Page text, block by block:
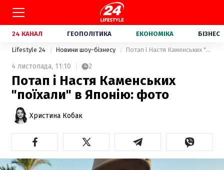
24 КАНАЛ ГЕОПОЛІТИКА ЕКОНОМІКА БІЗНЕС
Lifestyle 24 Новини шоу-бізнесу Потап і Настя Каменських "поїхали" в Японію: фото
4 листопада, 11:10 2
Потап і Настя Каменських
"поїхали" в Японію: фото
Христина Кобак